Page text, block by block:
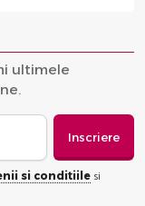
ultimele
Inscriere
si conditiile si